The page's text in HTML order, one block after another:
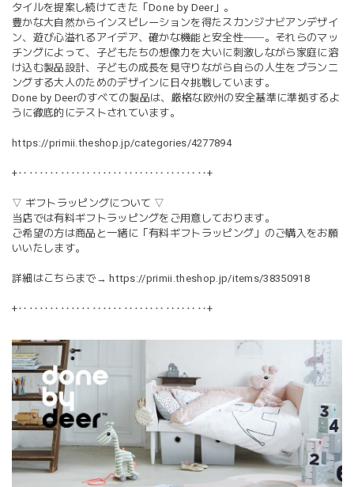
タイルを提案し続けてきた「Done by Deer」。
豊かな大自然からインスピレーションを得たスカンジナビアンデザイ
ン、遊び心溢れるアイデア、確かな機能と安全性──。それらのマッ
チングによって、子どもたちの想像力を大いに刺激しながら家庭に溶
け込む製品設計、子どもの成長を見守りながら自らの人生をプランニ
ングする大人のためのデザインに日々挑戦しています。
Done by Deerのすべての製品は、厳格な欧州の安全基準に準拠するよ
うに徹底的にテストされています。
https://primii.theshop.jp/categories/4277894
+‥‥‥‥‥‥‥‥‥‥‥‥‥‥‥‥‥‥+
▽ ギフトラッピングについて ▽
当店では有料ギフトラッピングをご用意しております。
ご希望の方は商品と一緒に「有料ギフトラッピング」のご購入をお願
いいたします。
詳細はこちらまで→ https://primii.theshop.jp/items/38350918
+‥‥‥‥‥‥‥‥‥‥‥‥‥‥‥‥‥‥+